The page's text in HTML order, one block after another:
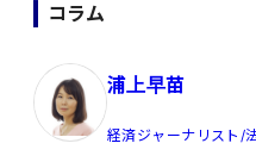
コラム
浦上早苗
経済ジャーナリスト/